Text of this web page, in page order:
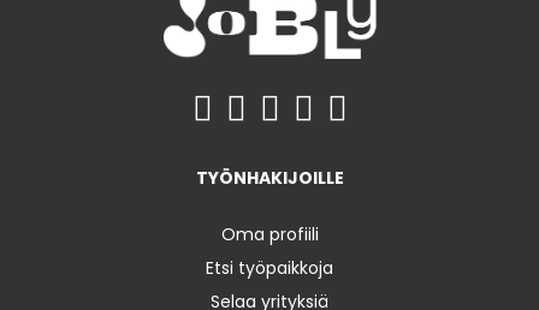
TYÖNHAKIJOILLE
Oma profiili
Etsi työpaikkoja
Selaa yrityksiä